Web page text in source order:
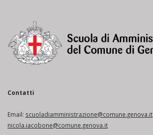
Contatti
Email: scuoladiamministrazione@comune.genova.it
nicola.iacobone@comune.genova.it